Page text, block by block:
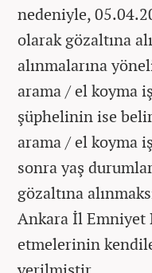
nedeniyle,
olarak gözaltına
alınmalarına
arama / el koyma
şüphelinin ise
arama / el koyma
sonra yaş
gözaltına
Ankara İl Emniyet
etmelerinin